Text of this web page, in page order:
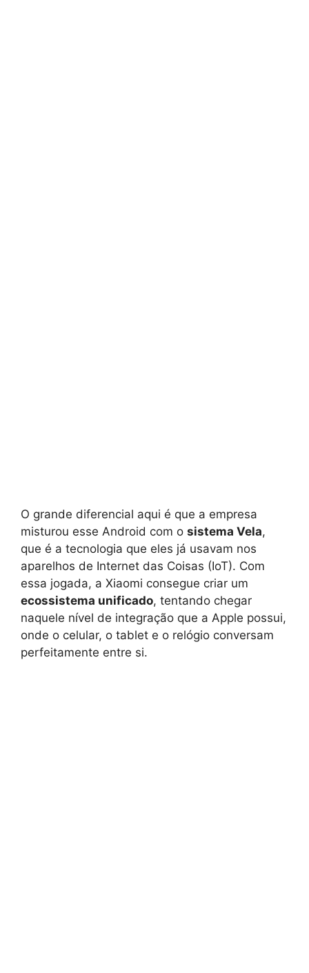
O grande diferencial aqui é que a empresa
misturou esse Android com o sistema Vela,
que é a tecnologia que eles já usavam nos
aparelhos de Internet das Coisas (IoT). Com
essa jogada, a Xiaomi consegue criar um
ecossistema unificado, tentando chegar
naquele nível de integração que a Apple possui,
onde o celular, o tablet e o relógio conversam
perfeitamente entre si.